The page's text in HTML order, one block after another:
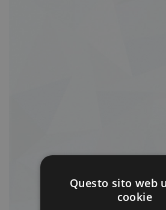
Questo sito web
cookie